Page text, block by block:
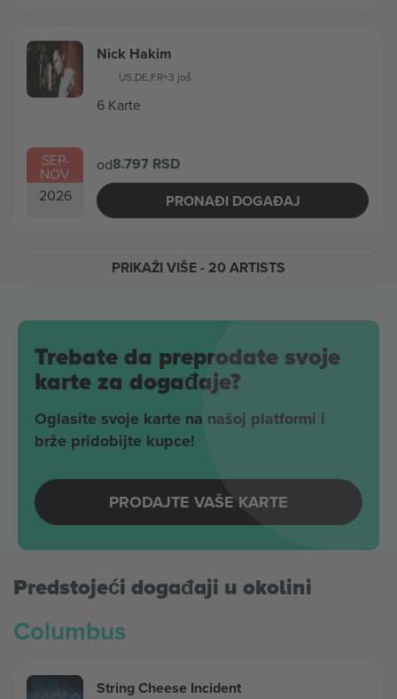
SEP-
NOV
2026
Nick Hakim
US,DE,FR+3 još
6 Karte
od8.797 RSD
PRONAĐI DOGAĐAJ
PRIKAŽI VIŠE- 20 ARTISTS
Trebate da preprodate svoje
karte za događaje?
Oglasite svoje karte na našoj platformi i
brže pridobijte kupce!
PRODAJTE VAŠE KARTE
Predstojeći događaji u okolini
Columbus
String Cheese Incident